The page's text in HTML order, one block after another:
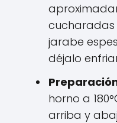
cucharadas
jarabe
déjalo
horno a
arriba y